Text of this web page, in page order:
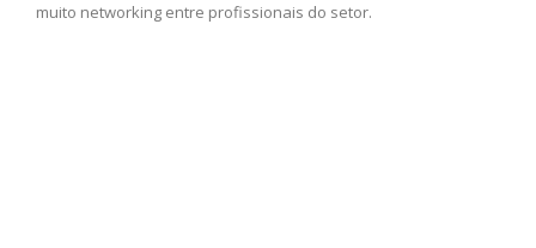
muito networking entre profissionais do setor.